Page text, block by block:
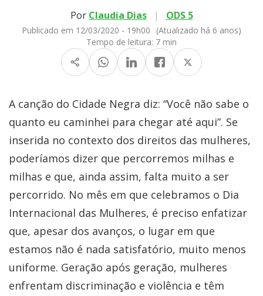
Por Claudia Dias | ODS 5
Publicado em 12/03/2020 - 19h00
(Atualizado há 6 anos)
Tempo de leitura: 7 min
A canção do Cidade Negra diz: “Você não sabe o
quanto eu caminhei para chegar até aqui”. Se
inserida no contexto dos direitos das mulheres,
poderíamos dizer que percorremos milhas e
milhas e que, ainda assim, falta muito a ser
percorrido. No mês em que celebramos o Dia
Internacional das Mulheres, é preciso enfatizar
que, apesar dos avanços, o lugar em que
estamos não é nada satisfatório, muito menos
uniforme. Geração após geração, mulheres
enfrentam discriminação e violência e têm